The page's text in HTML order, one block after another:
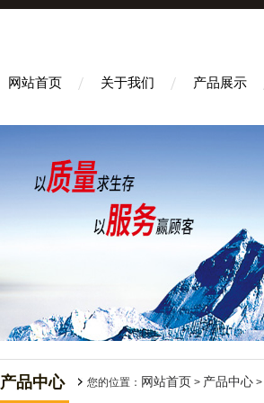
网站首页 关于我们 产品展示
产品中心 您的位置： 网站首页 > 产品中心 >